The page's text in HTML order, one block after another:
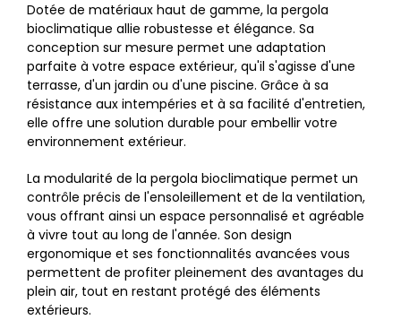
Dotée de matériaux haut de gamme, la pergola
bioclimatique allie robustesse et élégance. Sa
conception sur mesure permet une adaptation
parfaite à votre espace extérieur, qu'il s'agisse d'une
terrasse, d'un jardin ou d'une piscine. Grâce à sa
résistance aux intempéries et à sa facilité d'entretien,
elle offre une solution durable pour embellir votre
environnement extérieur.
La modularité de la pergola bioclimatique permet un
contrôle précis de l'ensoleillement et de la ventilation,
vous offrant ainsi un espace personnalisé et agréable
à vivre tout au long de l'année. Son design
ergonomique et ses fonctionnalités avancées vous
permettent de profiter pleinement des avantages du
plein air, tout en restant protégé des éléments
extérieurs.